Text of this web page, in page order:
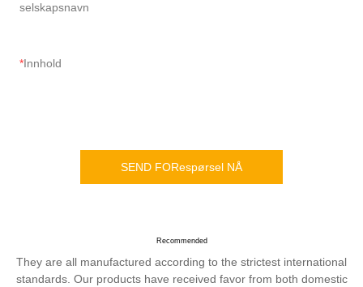
selskapsnavn
Innhold
SEND FORespørsel NÅ
Recommended
They are all manufactured according to the strictest international
standards. Our products have received favor from both domestic